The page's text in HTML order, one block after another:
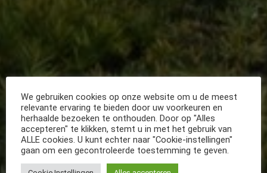
We gebruiken cookies op onze website om u de meest
relevante ervaring te bieden door uw voorkeuren en
herhaalde bezoeken te onthouden. Door op "Alles
accepteren" te klikken, stemt u in met het gebruik van
ALLE cookies. U kunt echter naar "Cookie-instellingen"
gaan om een gecontroleerde toestemming te geven.